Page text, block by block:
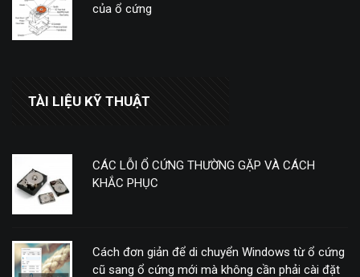
của ổ cứng
TÀI LIỆU KỸ THUẬT
CÁC LỖI Ổ CỨNG THƯỜNG GẶP VÀ CÁCH
KHẮC PHỤC
Cách đơn giản để di chuyển Windows từ ổ cứng
cũ sang ổ cứng mới mà không cần phải cài đặt